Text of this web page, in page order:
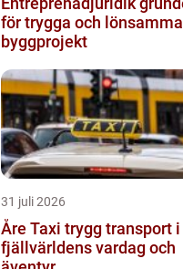
för trygga och lönsamma
byggprojekt
31 juli 2026
Åre Taxi trygg transport i
fjällvärldens vardag och